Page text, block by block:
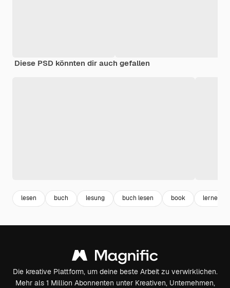
Diese PSD könnten dir auch gefallen
lesen buch lesung buch lesen book lernen
Die kreative Plattform, um deine beste Arbeit zu verwirklichen.
Mehr als 1 Million Abonnenten unter Kreativen, Unternehmen,